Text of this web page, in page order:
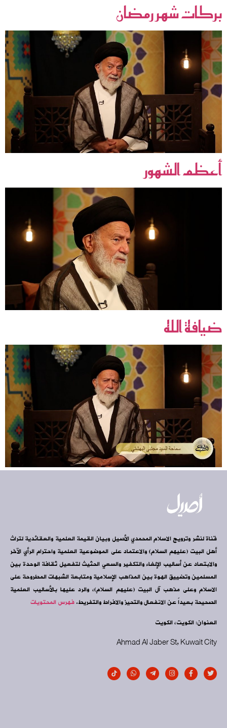
بركات شهر رمضان
أعظم الشهور
ضيافة الله
قناة لنشر وترويج الاسلام المحمدي الأصيل وبيان القيمة العلمية والعقائدية لتراث
أهل البيت (عليهم السلام) والاعتماد على الموضوعية العلمية واحترام الرأي الآخر
والابتعاد عن أساليب الإلغاء والتكفير والسعي الحثيث لتفعيل ثقافة الوحدة بين
المسلمين وتضييق الهوة بين المذاهب الإسلامية ومتابعة الشبهات المطروحة على
الاسلام وعلى مذهب آل البيت (عليهم السلام)، والرد عليها بالأساليب العلمية
الصحيحة بعيداً عن الانفعال والتحيز والافراط والتفريط.فهرس المحتويات
العنوان: الكويت، الكويت
Ahmad Al Jaber St, Kuwait City